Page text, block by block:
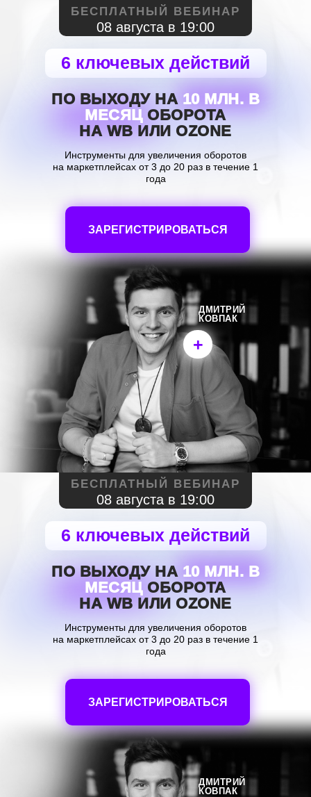
ПО ВЫХОДУ НА 10 МЛН. В
МЕСЯЦОБОРОТА
НА WB ИЛИ OZONE
6 ключевых действий
БЕСПЛАТНЫЙ ВЕБИНАР
Инструменты для увеличения оборотов
на маркетплейсах от 3 до 20 раз в течение 1
года
ЗАРЕГИСТРИРОВАТЬСЯ
+
ДМИТРИЙ
КОВПАК
08 августа в 19:00
ПО ВЫХОДУ НА 10 МЛН. В
МЕСЯЦОБОРОТА
НА WB ИЛИ OZONE
6 ключевых действий
БЕСПЛАТНЫЙ ВЕБИНАР
Инструменты для увеличения оборотов
на маркетплейсах от 3 до 20 раз в течение 1
года
ЗАРЕГИСТРИРОВАТЬСЯ
ДМИТРИЙ
КОВПАК
08 августа в 19:00